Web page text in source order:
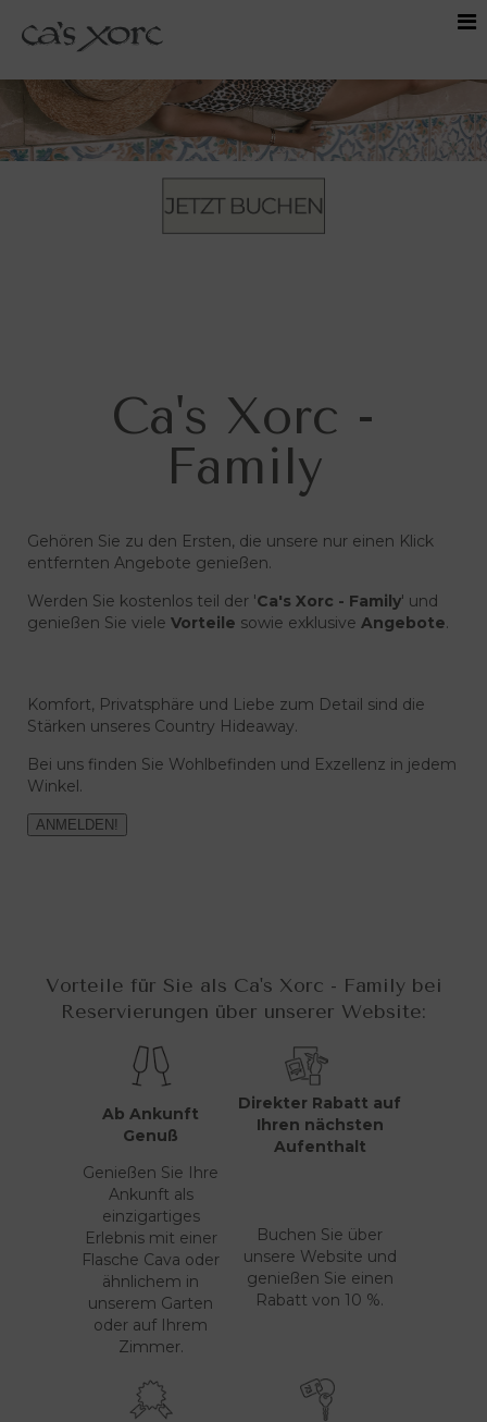
Ca's Xorc -
Family
Gehören Sie zu den Ersten, die unsere nur einen Klick
entfernten Angebote genießen.
Werden Sie kostenlos teil der 'Ca's Xorc - Family' und
genießen Sie viele Vorteile sowie exklusive Angebote.
Komfort, Privatsphäre und Liebe zum Detail sind die
Stärken unseres Country Hideaway.
Bei uns finden Sie Wohlbefinden und Exzellenz in jedem
Winkel.
ANMELDEN!
Vorteile für Sie als Ca's Xorc - Family bei
Reservierungen über unserer Website:
Ab Ankunft
Genuß
Direkter Rabatt auf
Ihren nächsten
Aufenthalt
Genießen Sie Ihre
Ankunft als
einzigartiges
Erlebnis mit einer
Flasche Cava oder
ähnlichem in
unserem Garten
oder auf Ihrem
Zimmer.
Buchen Sie über
unsere Website und
genießen Sie einen
Rabatt von 10 %.